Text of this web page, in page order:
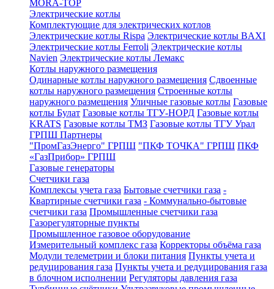
MORA-TOP
Электрические котлы
Комплектующие для электрических котлов
Электрические котлы Rispa Электрические котлы BAXI
Электрические котлы Ferroli Электрические котлы
Navien Электрические котлы Лемакс
Котлы наружного размещения
Одинарные котлы наружного размещения Сдвоенные
котлы наружного размещения Строенные котлы
наружного размещения Уличные газовые котлы Газовые
котлы Булат Газовые котлы ТГУ-НОРД Газовые котлы
KRATS Газовые котлы ТМЗ Газовые котлы ТГУ Урал
ГРПШ Партнеры
"ПромГазЭнерго" ГРПШ "ПКФ ТОЧКА" ГРПШ ПКФ
«ГазПрибор» ГРПШ
Газовые генераторы
Счетчики газа
Комплексы учета газа Бытовые счетчики газа -
Квартирные счетчики газа - Коммунально-бытовые
счетчики газа Промышленные счетчики газа
Газорегуляторные пункты
Промышленное газовое оборудование
Измерительный комплекс газа Корректоры объёма газа
Модули телеметрии и блоки питания Пункты учета и
редуцирования газа Пункты учета и редуцирования газа
в блочном исполнении Регуляторы давления газа